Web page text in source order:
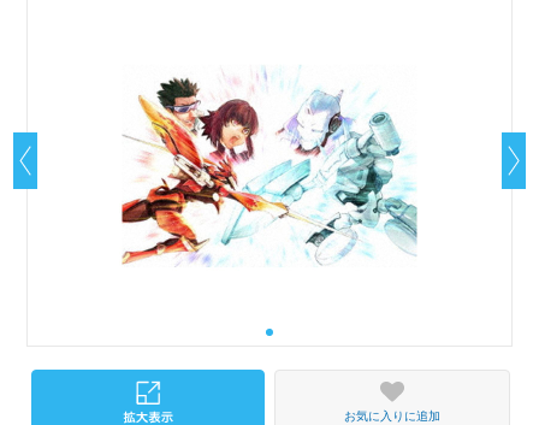
お気に入りに追加